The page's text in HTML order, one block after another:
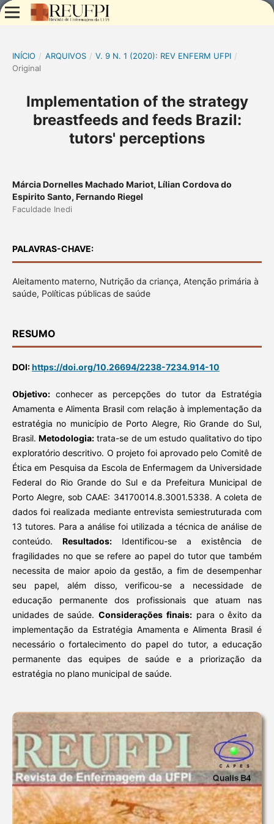
INÍCIO / ARQUIVOS / V. 9 N. 1 (2020): REV ENFERM UFPI /
Original
Implementation of the strategy
breastfeeds and feeds Brazil:
tutors' perceptions
Márcia Dornelles Machado Mariot, Lílian Cordova do
Espirito Santo, Fernando Riegel
Faculdade Inedi
PALAVRAS-CHAVE:
Aleitamento materno, Nutrição da criança, Atenção primária à
saúde, Políticas públicas de saúde
RESUMO
DOI:https://doi.org/10.26694/2238-7234.914-10
Objetivo:conhecer as percepções do tutor da Estratégia
Amamenta e Alimenta Brasil com relação à implementação da
estratégia no município de Porto Alegre, Rio Grande do Sul,
Brasil.Metodologia: trata-se de um estudo qualitativo do tipo
exploratório descritivo. O projeto foi aprovado pelo Comitê de
Ética em Pesquisa da Escola de Enfermagem da Universidade
Federal do Rio Grande do Sul e da Prefeitura Municipal de
Porto Alegre, sob CAAE: 34170014.8.3001.5338. A coleta de
dados foi realizada mediante entrevista semiestruturada com
13 tutores. Para a análise foi utilizada a técnica de análise de
conteúdo. Resultados:Identificou-se a existência de
fragilidades no que se refere ao papel do tutor que também
necessita de maior apoio da gestão, a fim de desempenhar
seu papel, além disso, verificou-se a necessidade de
educação permanente dos profissionais que atuam nas
unidades de saúde.Considerações finais: para o êxito da
implementação da Estratégia Amamenta e Alimenta Brasil é
necessário o fortalecimento do papel do tutor, a educação
permanente das equipes de saúde e a priorização da
estratégia no plano municipal de saúde.